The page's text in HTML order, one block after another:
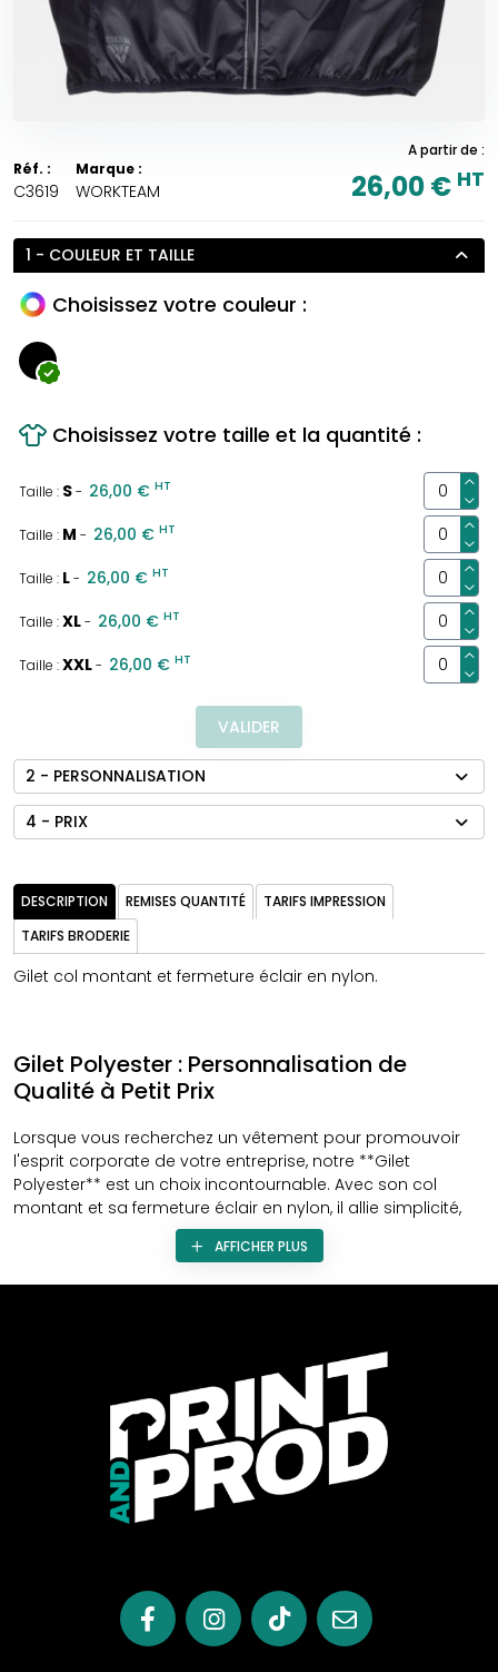
Réf. :
C3619
Marque :
WORKTEAM
A partir de :
26,00 € HT
1 - COULEUR ET TAILLE
Choisissez votre couleur :
Choisissez votre taille et la quantité :
Taille : S- 26,00 € HT
Taille : M - 26,00 € HT
Taille : L- 26,00 € HT
Taille :XL- 26,00 € HT
Taille :XXL- 26,00 € HT
VALIDER
2 - PERSONNALISATION
4 - PRIX
DESCRIPTION REMISES QUANTITÉ
TARIFS IMPRESSION
TARIFS BRODERIE
Gilet col montant et fermeture éclair en nylon.
Gilet Polyester : Personnalisation de
Qualité à Petit Prix
Lorsque vous recherchez un vêtement pour promouvoir
l'esprit corporate de votre entreprise, notre **Gilet
Polyester** est un choix incontournable. Avec son col
montant et sa fermeture éclair en nylon, il allie simplicité,
personnalisation, et accessibilité financière.
Marquage: Personnalisez ce gilet avec le logo de
votre entreprise pour renforcer votre présence sur le
marché.
Broderie: Ajoutez une touche d'élégance avec des
broderies personnalisées.
Communication d'Entreprise
Qualité et Accessibilité
AFFICHER PLUS